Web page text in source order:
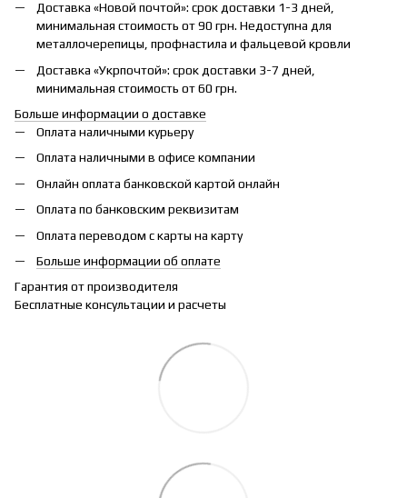
Доставка «Новой почтой»: срок доставки 1-3 дней,
минимальная стоимость от 90 грн. Недоступна для
металлочерепицы, профнастила и фальцевой кровли
Доставка «Укрпочтой»: срок доставки 3-7 дней,
минимальная стоимость от 60 грн.
Больше информации о доставке
Оплата наличными курьеру
Оплата наличными в офисе компании
Онлайн оплата банковской картой онлайн
Оплата по банковским реквизитам
Оплата переводом с карты на карту
Больше информации об оплате
Гарантия от производителя
Бесплатные консультации и расчеты